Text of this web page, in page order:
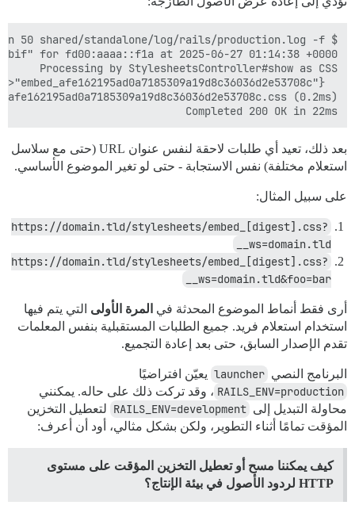
Completed 200 OK in 22ms
بعد ذلك، تعيد أي طلبات لاحقة لنفس عنوان URL (حتى مع سلاسل
استعلام مختلفة) نفس الاستجابة - حتى لو تغير الموضوع الأساسي.
على سبيل المثال:
https://domain.tld/stylesheets/embed_[digest].css?
__ws=domain.tld
https://domain.tld/stylesheets/embed_[digest].css?
__ws=domain.tld&foo=bar
أرى فقط أنماط الموضوع المحدثة في المرة الأولى التي يتم فيها
استخدام استعلام فريد. جميع الطلبات المستقبلية بنفس المعلمات
تقدم الإصدار السابق، حتى بعد إعادة التجميع.
البرنامج النصي launcher يعيّن افتراضيًا
RAILS_ENV=production ، وقد تركت ذلك على حاله. يمكنني
محاولة التبديل إلى RAILS_ENV=development لتعطيل التخزين
المؤقت تمامًا أثناء التطوير، ولكن بشكل مثالي، أود أن أعرف:
كيف يمكننا مسح أو تعطيل التخزين المؤقت على مستوى
HTTP لردود الأصول في بيئة الإنتاج؟